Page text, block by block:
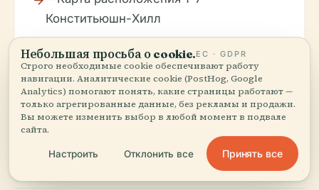
Для более полного погружения проверьте
интерактивные карты или виртуальные туры,
доступные на сайтах местных туристических
Небольшая просьба о cookie.ЕС · GDPR
Строго необходимые cookie обеспечивают работу
навигации. Аналитические cookie (PostHog, Google
Analytics) помогают понять, какие страницы работают —
только агрегированные данные, без рекламы и продажи.
Вы можете изменить выбор в любой момент в подвале
сайта.
Настроить Отклонить все Принять все